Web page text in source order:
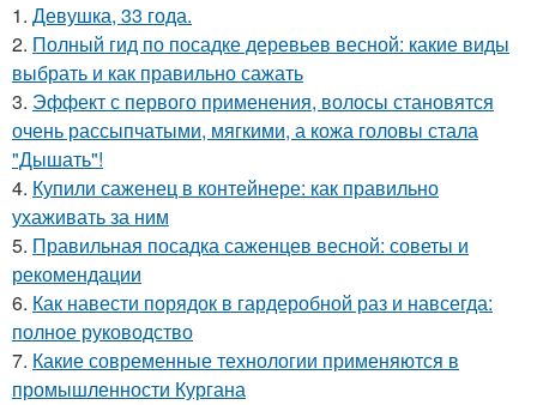
1. Девушка, 33 года.
2. Полный гид по посадке деревьев весной: какие виды
выбрать и как правильно сажать
3. Эффект с первого применения, волосы становятся
очень рассыпчатыми, мягкими, а кожа головы стала
"Дышать"!
4. Купили саженец в контейнере: как правильно
ухаживать за ним
5. Правильная посадка саженцев весной: советы и
рекомендации
6. Как навести порядок в гардеробной раз и навсегда:
полное руководство
7. Какие современные технологии применяются в
промышленности Кургана